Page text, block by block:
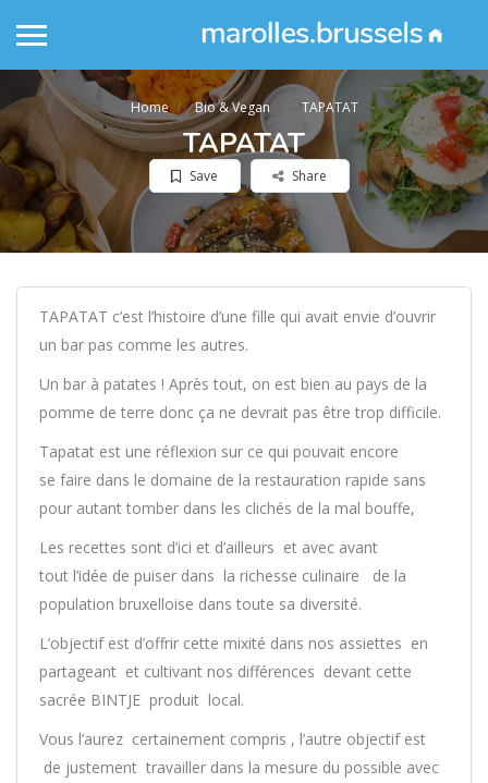
Home Bio & Vegan TAPATAT
TAPATAT
Save Share
TAPATAT c’est l’histoire d’une fille qui avait envie d’ouvrir
un bar pas comme les autres.
Un bar à patates ! Après tout, on est bien au pays de la
pomme de terre donc ça ne devrait pas être trop difficile.
Tapatat est une réflexion sur ce qui pouvait encore
se faire dans le domaine de la restauration rapide sans
pour autant tomber dans les clichés de la mal bouffe,
Les recettes sont d’ici et d’ailleurs et avec avant
tout l’idée de puiser dans la richesse culinaire de la
population bruxelloise dans toute sa diversité.
L’objectif est d’offrir cette mixité dans nos assiettes en
partageant et cultivant nos différences devant cette
sacrée BINTJE produit local.
Vous l’aurez certainement compris , l’autre objectif est
de justement travailler dans la mesure du possible avec